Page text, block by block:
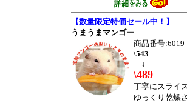
【数量限定特価セール中！】
うまうまマンゴー
商品番号:6019
\543
↓
\489
丁寧にスライ
ゆっくり乾燥